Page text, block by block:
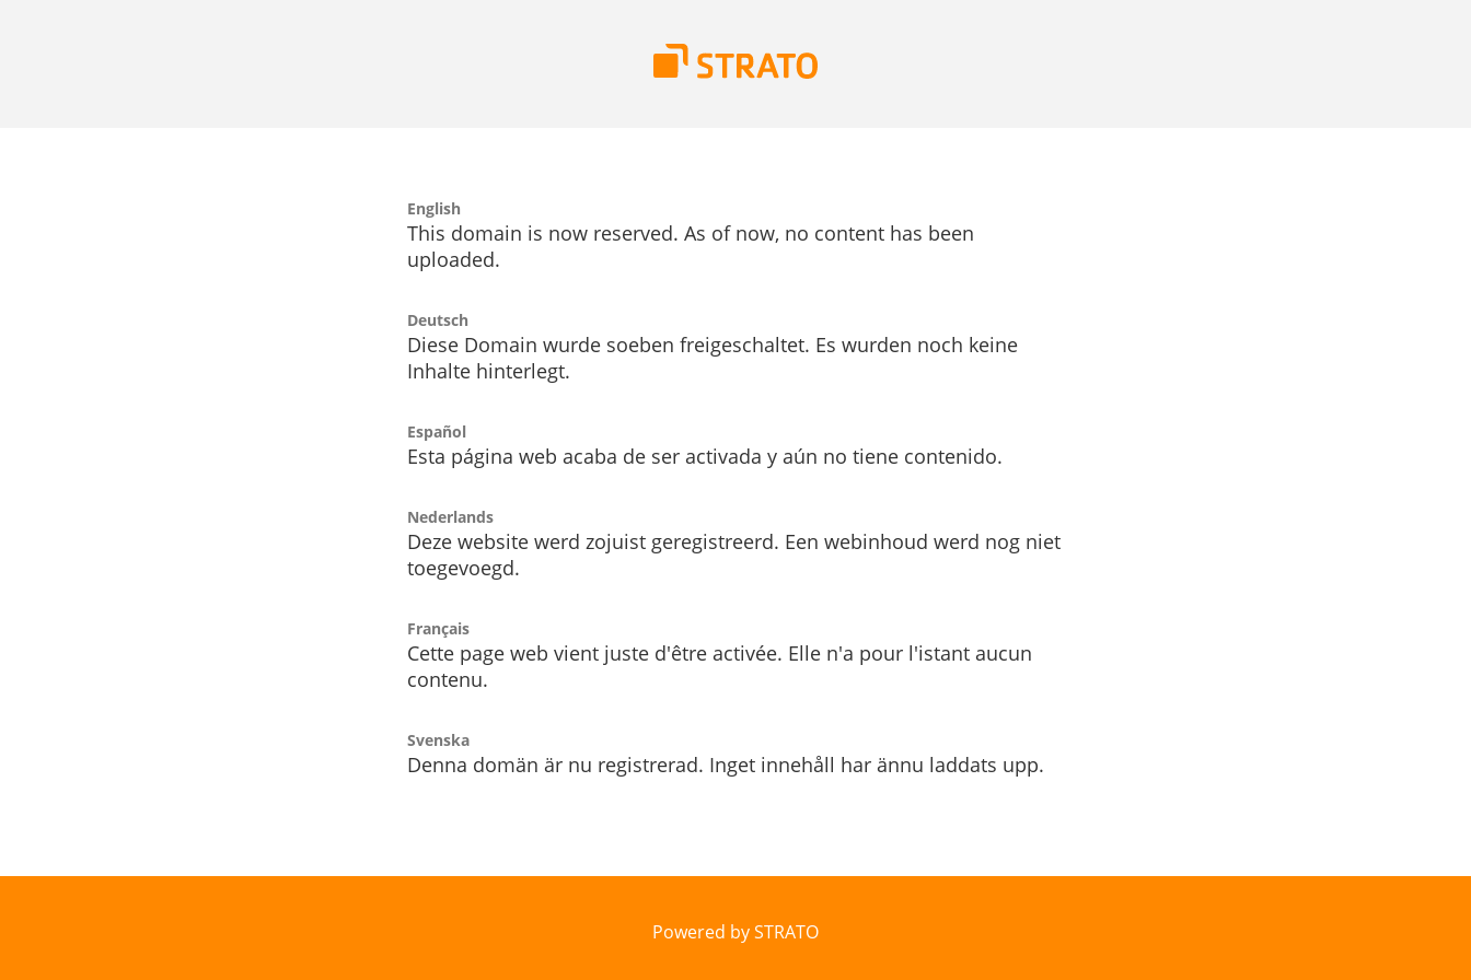
English
This domain is now reserved. As of now, no content has been
uploaded.
Deutsch
Diese Domain wurde soeben freigeschaltet. Es wurden noch keine
Inhalte hinterlegt.
Español
Esta página web acaba de ser activada y aún no tiene contenido.
Nederlands
Deze website werd zojuist geregistreerd. Een webinhoud werd nog niet
toegevoegd.
Français
Cette page web vient juste d'être activée. Elle n'a pour l'istant aucun
contenu.
Svenska
Denna domän är nu registrerad. Inget innehåll har ännu laddats upp.
Powered by STRATO